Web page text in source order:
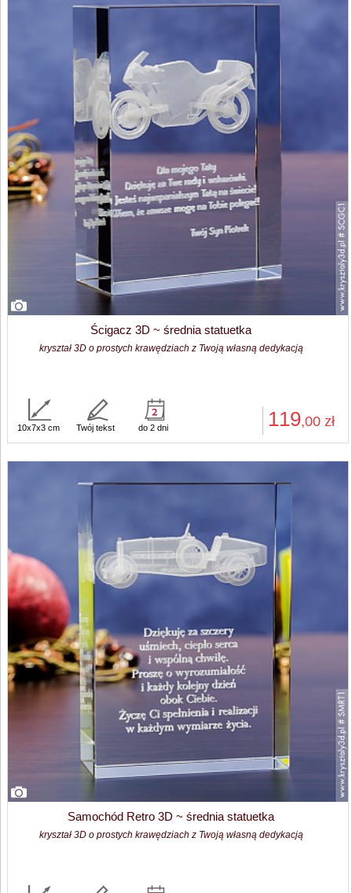
Ścigacz 3D ~ średnia statuetka
kryształ 3D o prostych krawędziach z Twoją własną dedykacją
119,00 zł
10x7x3 cm Twój tekst do 2 dni
Samochód Retro 3D ~ średnia statuetka
kryształ 3D o prostych krawędziach z Twoją własną dedykacją